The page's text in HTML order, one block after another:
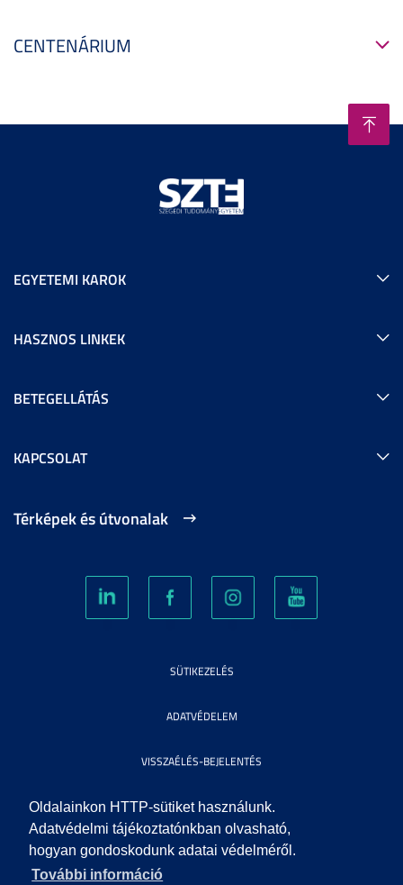
Oldalainkon HTTP-sütiket használunk.
Adatvédelmi tájékoztatónkban olvasható,
hogyan gondoskodunk adatai védelméről.
További információ
CENTENÁRIUM
EGYETEMI KAROK
HASZNOS LINKEK
BETEGELLÁTÁS
KAPCSOLAT
Térképek és útvonalak
SÜTIKEZELÉS
ADATVÉDELEM
VISSZAÉLÉS-BEJELENTÉS
KÖZÉRDEKŰ ADATOK
IMPRESSZUM